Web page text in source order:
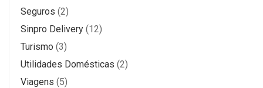
Seguros (2)
Sinpro Delivery (12)
Turismo (3)
Utilidades Domésticas (2)
Viagens (5)